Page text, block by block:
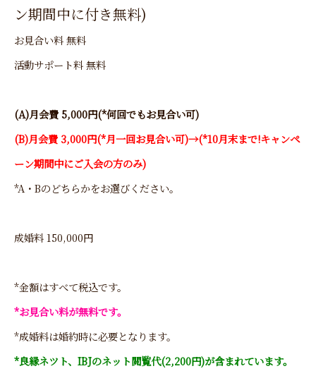
ン期間中に付き無料)
お見合い料 無料
活動サポート料 無料
(A)月会費 5,000円(*何回でもお見合い可)
(B)月会費 3,000円(*月一回お見合い可)→(*10月末まで!キャンペ
ーン期間中にご入会の方のみ)
*A・Bのどちらかをお選びください。
成婚料 150,000円
*金額はすべて税込です。
*お見合い料が無料です。
*成婚料は婚約時に必要となります。
*良縁ネツト、IBJのネット閲覧代(2,200円)が含まれています。